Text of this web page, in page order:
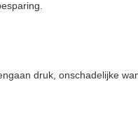
druk, onschadelijke